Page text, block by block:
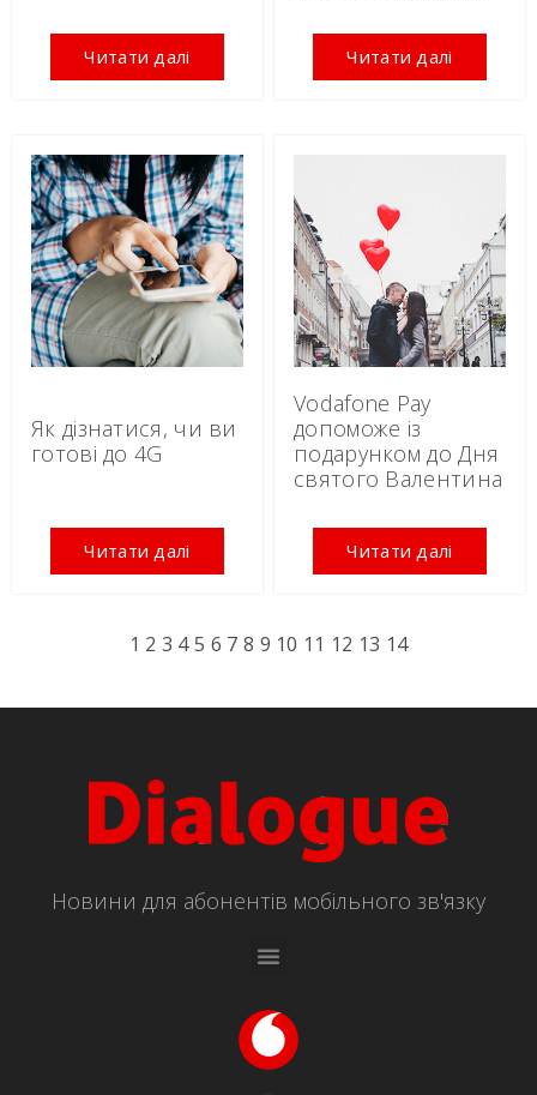
Читати далі Читати далі
Як дізнатися, чи ви
готові до 4G
Читати далі
Vodafone Pay
допоможе із
подарунком до Дня
святого Валентина
Читати далі
1 2 3 45 6 7 8 9 10 11 12 13 14
Новини для абонентів мобільного зв'язку